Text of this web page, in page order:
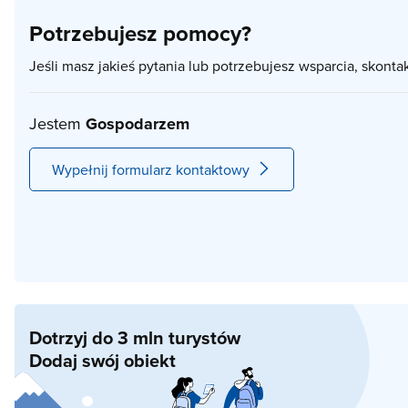
Potrzebujesz pomocy?
Jeśli masz jakieś pytania lub potrzebujesz wsparcia,
Jestem Gospodarzem
Wypełnij formularz kontaktowy
Dotrzyj do 3 mln turystów
Dodaj swój obiekt